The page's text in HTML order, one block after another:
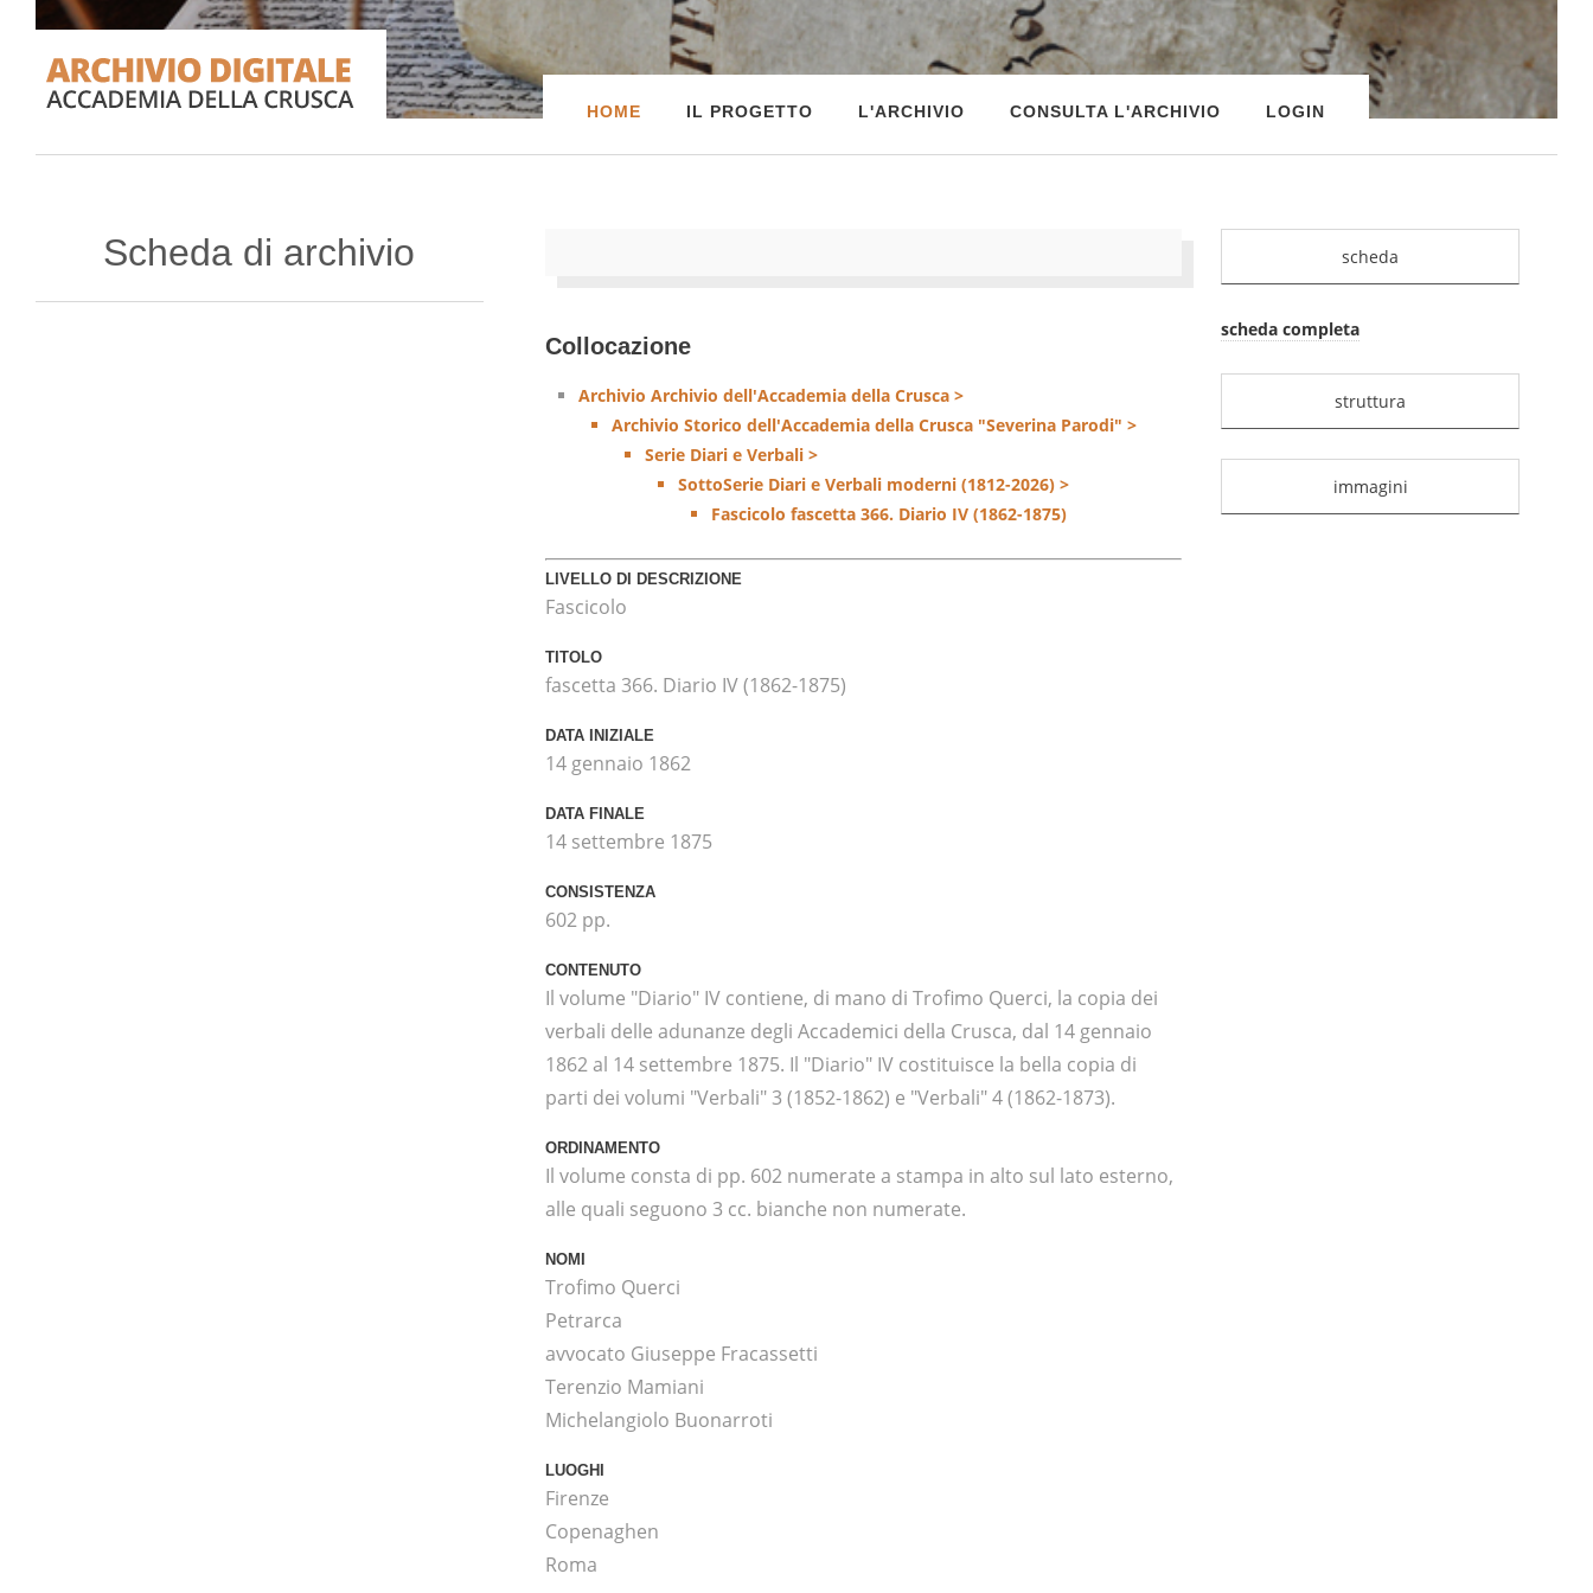
HOME IL PROGETTO L'ARCHIVIO CONSULTA L'ARCHIVIO LOGIN
Scheda di archivio
Collocazione
Archivio Archivio dell'Accademia della Crusca >
Archivio Storico dell'Accademia della Crusca "Severina Parodi" >
Serie Diari e Verbali >
SottoSerie Diari e Verbali moderni (1812-2026) >
Fascicolo fascetta 366. Diario IV (1862-1875)
LIVELLO DI DESCRIZIONE
Fascicolo
TITOLO
fascetta 366. Diario IV (1862-1875)
DATA INIZIALE
14 gennaio 1862
DATA FINALE
14 settembre 1875
CONSISTENZA
602 pp.
CONTENUTO
Il volume "Diario" IV contiene, di mano di Trofimo Querci, la copia dei
verbali delle adunanze degli Accademici della Crusca, dal 14 gennaio
1862 al 14 settembre 1875. Il "Diario" IV costituisce la bella copia di
parti dei volumi "Verbali" 3 (1852-1862) e "Verbali" 4 (1862-1873).
ORDINAMENTO
Il volume consta di pp. 602 numerate a stampa in alto sul lato esterno,
alle quali seguono 3 cc. bianche non numerate.
NOMI
Trofimo Querci
Petrarca
avvocato Giuseppe Fracassetti
Terenzio Mamiani
Michelangiolo Buonarroti
LUOGHI
Firenze
Copenaghen
Roma
scheda
scheda completa
struttura
immagini